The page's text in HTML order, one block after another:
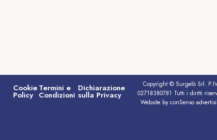
Cookie
Policy
Termini e
Condizioni
Dichiarazione
sulla Privacy
Copyright © Surgelò Srl.
02718380781 Tutti i diritti
Website by conSenso